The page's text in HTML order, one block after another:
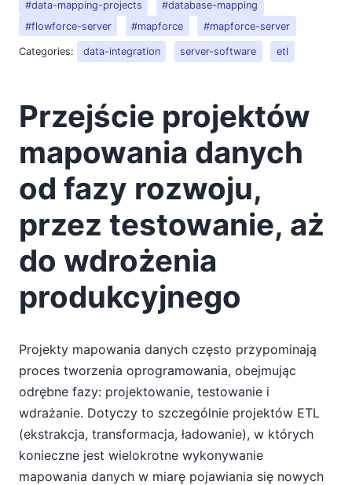
#data-mapping-projects
#database-mapping
#flowforce-server
#mapforce #mapforce-server
Categories: data-integration server-software etl
Przejście projektów
mapowania danych
od fazy rozwoju,
przez testowanie, aż
do wdrożenia
produkcyjnego
Projekty mapowania danych często przypominają
proces tworzenia oprogramowania, obejmując
odrębne fazy: projektowanie, testowanie i
wdrażanie. Dotyczy to szczególnie projektów ETL
(ekstrakcja, transformacja, ładowanie), w których
konieczne jest wielokrotne wykonywanie
mapowania danych w miarę pojawiania się nowych